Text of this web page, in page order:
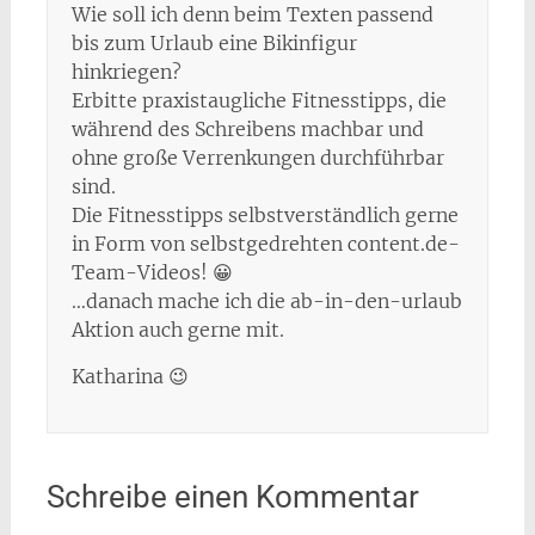
Wie soll ich denn beim Texten passend
bis zum Urlaub eine Bikinfigur
hinkriegen?
Erbitte praxistaugliche Fitnesstipps, die
während des Schreibens machbar und
ohne große Verrenkungen durchführbar
sind.
Die Fitnesstipps selbstverständlich gerne
in Form von selbstgedrehten content.de-
Team-Videos! 😀
…danach mache ich die ab-in-den-urlaub
Aktion auch gerne mit.
Katharina 😉
Schreibe einen Kommentar